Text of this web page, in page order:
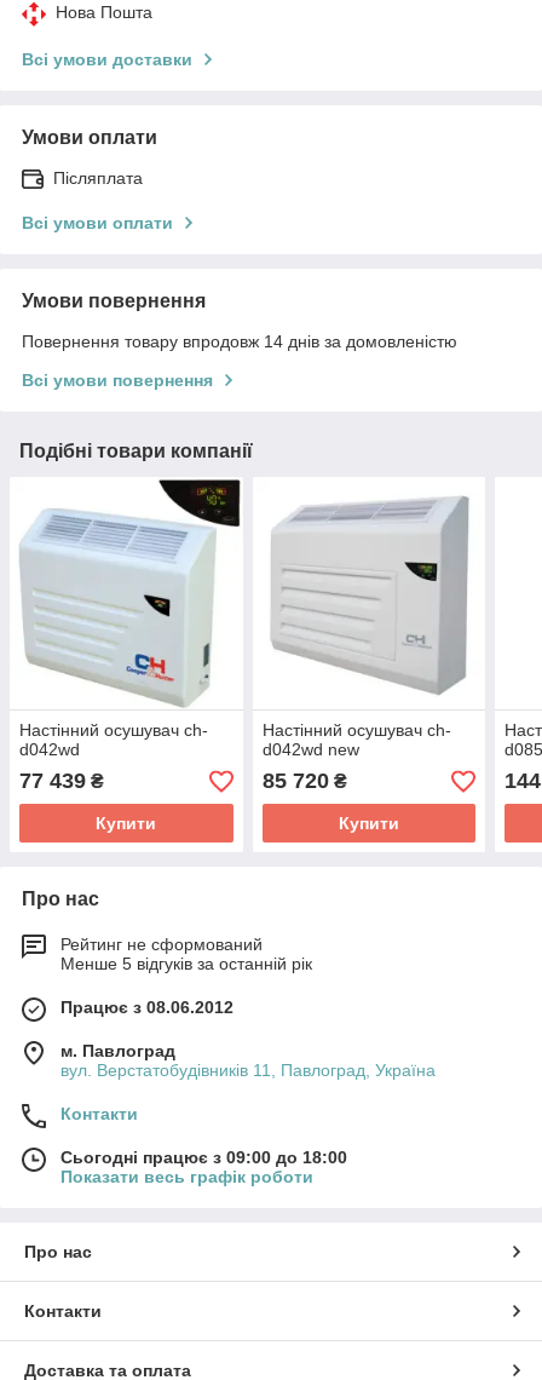
Нова Пошта
Всі умови доставки
Умови оплати
Післяплата
Всі умови оплати
Умови повернення
Повернення товару впродовж 14 днів за домовленістю
Всі умови повернення
Подібні товари компанії
Настінний осушувач ch-
d042wd
77 439 ₴
Купити
Настінний осушувач ch-
d042wd new
85 720₴
Купити
Про нас
Рейтинг не сформований
Менше 5 відгуків за останній рік
Працює з 08.06.2012
м. Павлоград
вул. Верстатобудівників 11, Павлоград, Україна
Контакти
Сьогодні працює з 09:00 до 18:00
Показати весь графік роботи
Про нас
Контакти
Доставка та оплата